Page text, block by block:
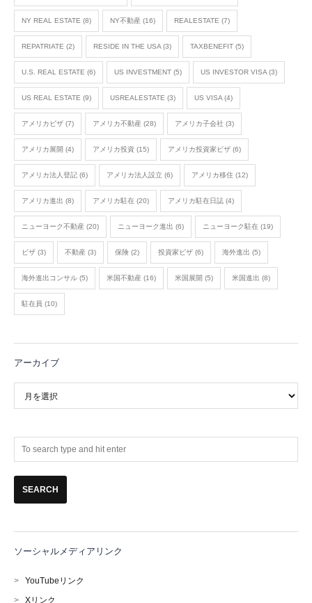
NY REAL ESTATE (8) NY不動産 (16) REALESTATE (7)
REPATRIATE (2) RESIDE IN THE USA (3) TAXBENEFIT (5)
U.S. REAL ESTATE (6) US INVESTMENT (5) US INVESTOR VISA (3)
US REAL ESTATE (9) USREALESTATE (3) US VISA (4)
アメリカビザ (7) アメリカ不動産 (28) アメリカ子会社 (3)
アメリカ展開 (4) アメリカ投資 (15) アメリカ投資家ビザ (6)
アメリカ法人登記 (6) アメリカ法人設立 (6) アメリカ移住 (12)
アメリカ進出 (8) アメリカ駐在 (20) アメリカ駐在日誌 (4)
ニューヨーク不動産 (20) ニューヨーク進出 (6) ニューヨーク駐在 (19)
ビザ (3) 不動産 (3) 保険 (2) 投資家ビザ (6) 海外進出 (5)
海外進出コンサル (5) 米国不動産 (16) 米国展開 (5) 米国進出 (8)
駐在員 (10)
アーカイブ
ー
ソーシャルメディアリンク
> YouTubeリンク
> Xリンク